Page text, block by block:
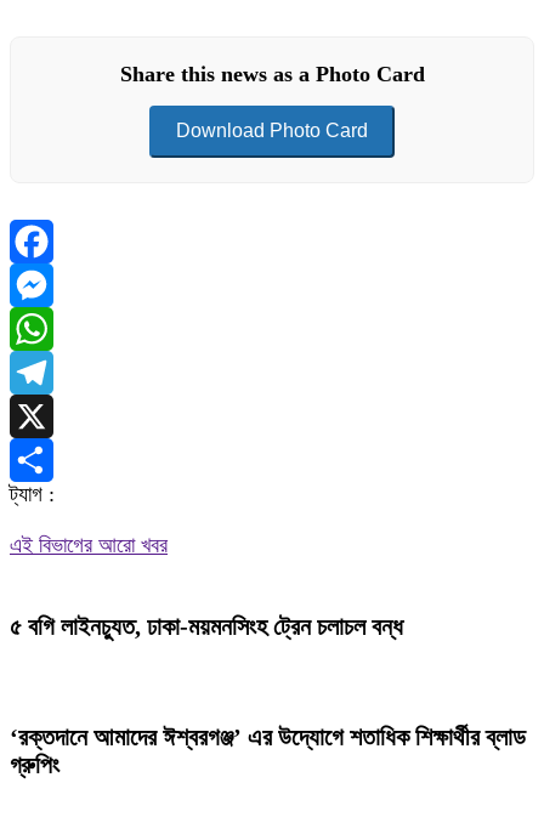
Share this news as a Photo Card
Download Photo Card
Facebook
Messenger
WhatsApp
Telegram
X
Share
ট্যাগ :
এই বিভাগের আরো খবর
৫ বগি লাইনচ্যুত, ঢাকা-ময়মনসিংহ ট্রেন চলাচল বন্ধ
‘রক্তদানে আমাদের ঈশ্বরগঞ্জ’ এর উদ্যোগে শতাধিক শিক্ষার্থীর ব্লাড
গ্রুপিং